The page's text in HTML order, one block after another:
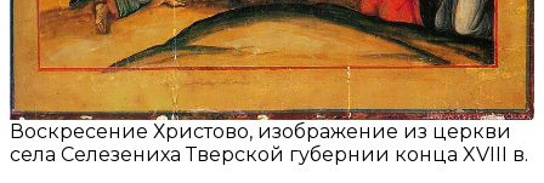
Воскресение Христово, изображение из церкви
села Селезениха Тверской губернии конца XVIII в.